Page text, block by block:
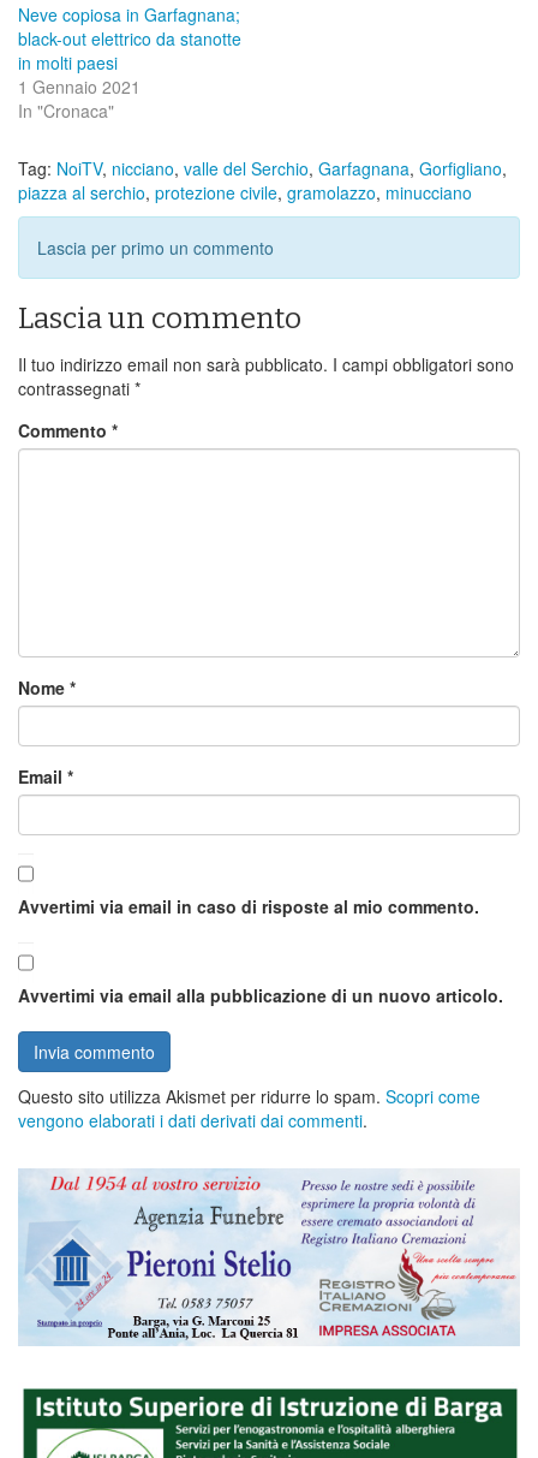
Neve copiosa in Garfagnana;
black-out elettrico da stanotte
in molti paesi
1 Gennaio 2021
In "Cronaca"
Tag: NoiTV, nicciano, valle del Serchio, Garfagnana, Gorfigliano,
piazza al serchio, protezione civile, gramolazzo, minucciano
Lascia per primo un commento
Lascia un commento
Il tuo indirizzo email non sarà pubblicato. I campi obbligatori sono
contrassegnati *
Commento *
Nome *
Email *
Avvertimi via email in caso di risposte al mio commento.
Avvertimi via email alla pubblicazione di un nuovo articolo.
Questo sito utilizza Akismet per ridurre lo spam. Scopri come
vengono elaborati i dati derivati dai commenti.